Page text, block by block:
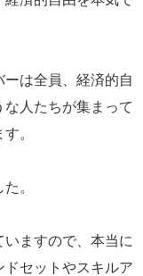
は全員、経済的自
人たちが集まって
。
。
ますので、本当に
セットやスキルア